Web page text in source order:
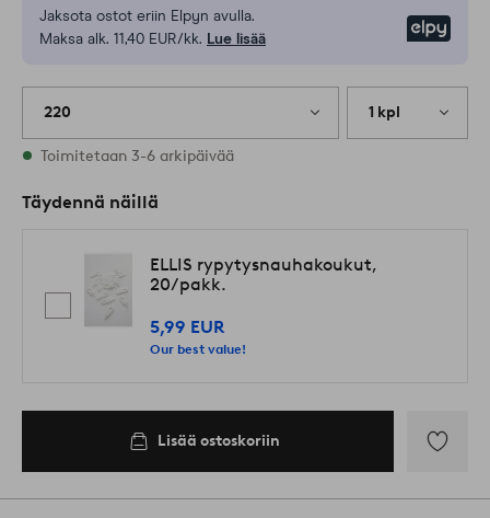
Jaksota ostot eriin Elpyn avulla.
Maksa alk. 11,40 EUR/kk. Lue lisää
220 1 kpl
Varastossa
Toimitetaan 3-6 arkipäivää
Täydennä näillä
ELLIS rypytysnauhakoukut,
20/pakk.
5,99 EUR
Our best value!
Lisää ostoskoriin